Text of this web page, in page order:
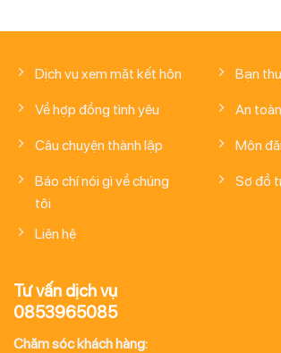
Dịch vụ xem mặt kết hôn
Về hợp đồng tình yêu
Câu chuyện thành lập
Báo chí nói gì về chúng
tôi
Liên hệ
Bạn
An
Môn
Sơ đồ
Tư vấn dịch vụ
0853965085
Chăm sóc khách hàng: